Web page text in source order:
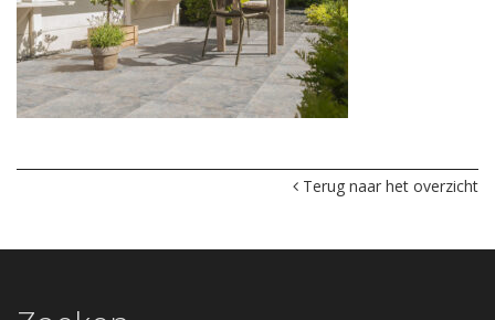
Terug naar het overzicht